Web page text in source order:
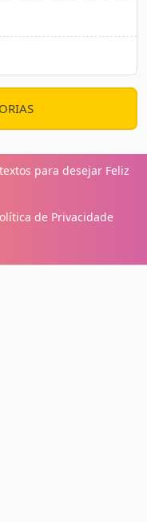
para desejar Feliz
de Privacidade